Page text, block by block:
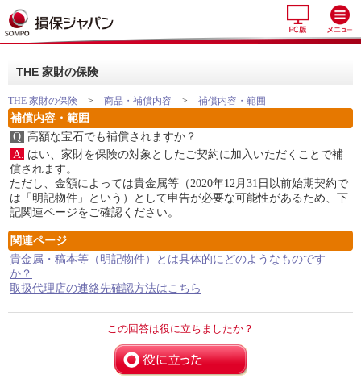
THE 家財の保険
THE 家財の保険 > 商品・補償内容 > 補償内容・範囲
補償内容・範囲
Q. 高額な宝石でも補償されますか？
A. はい、家財を保険の対象としたご契約に加入いただくことで補
償されます。
ただし、金額によっては貴金属等（2020年12月31日以前始期契約で
は「明記物件」という）として申告が必要な可能性があるため、下
記関連ページをご確認ください。
関連ページ
貴金属・稿本等（明記物件）とは具体的にどのようなものです
か？
取扱代理店の連絡先確認方法はこちら
この回答は役に立ちましたか？